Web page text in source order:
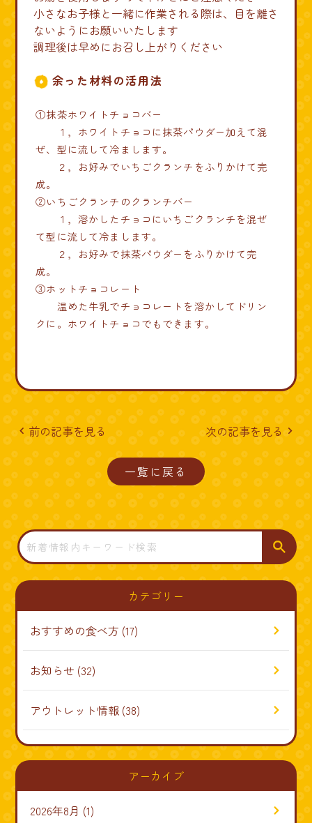
小さなお子様と一緒に作業される際は、目を離さ
ないようにお願いいたします
調理後は早めにお召し上がりください
余った材料の活用法
①抹茶ホワイトチョコバー
１，ホワイトチョコに抹茶パウダー加えて混
ぜ、型に流して冷まします。
２，お好みでいちごクランチをふりかけて完
成。
②いちごクランチのクランチバー
１，溶かしたチョコにいちごクランチを混ぜ
て型に流して冷まします。
２，お好みで抹茶パウダーをふりかけて完
成。
③ホットチョコレート
温めた牛乳でチョコレートを溶かしてドリン
クに。ホワイトチョコでもできます。
navigate_before 前の記事を見る
一覧に戻る
次の記事を見る navigate_next
検
索
カテゴリー
おすすめの食べ方 (17)
お知らせ (32)
アウトレット情報 (38)
アーカイブ
2026年8月 (1)